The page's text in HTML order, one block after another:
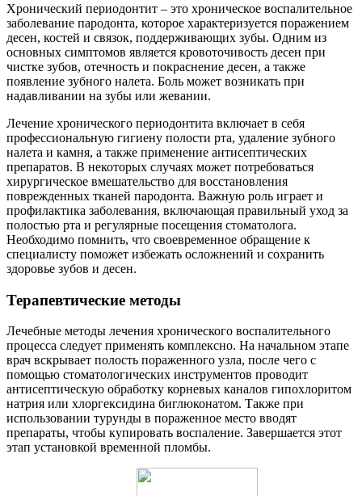
Хронический периодонтит – это хроническое воспалительное
заболевание пародонта, которое характеризуется поражением
десен, костей и связок, поддерживающих зубы. Одним из
основных симптомов является кровоточивость десен при
чистке зубов, отечность и покраснение десен, а также
появление зубного налета. Боль может возникать при
надавливании на зубы или жевании.
Лечение хронического периодонтита включает в себя
профессиональную гигиену полости рта, удаление зубного
налета и камня, а также применение антисептических
препаратов. В некоторых случаях может потребоваться
хирургическое вмешательство для восстановления
поврежденных тканей пародонта. Важную роль играет и
профилактика заболевания, включающая правильный уход за
полостью рта и регулярные посещения стоматолога.
Необходимо помнить, что своевременное обращение к
специалисту поможет избежать осложнений и сохранить
здоровье зубов и десен.
Терапевтические методы
Лечебные методы лечения хронического воспалительного
процесса следует применять комплексно. На начальном этапе
врач вскрывает полость пораженного узла, после чего с
помощью стоматологических инструментов проводит
антисептическую обработку корневых каналов гипохлоритом
натрия или хлоргексидина биглюконатом. Также при
использовании турунды в пораженное место вводят
препараты, чтобы купировать воспаление. Завершается этот
этап установкой временной пломбы.